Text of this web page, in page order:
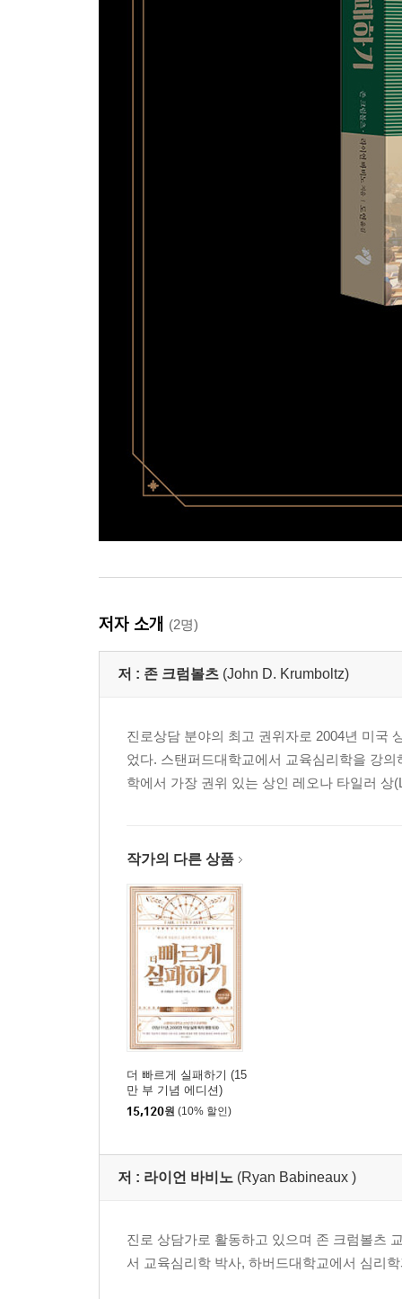
저자 소개 (2명)
저 : 존 크럼볼츠 (John D. Krumboltz)
진로상담 분야의 최고 권위자로 2004년 미국
었다. 스탠퍼드대학교에서 교육심리학을 강
학에서 가장 권위 있는 상인 레오나 타일러 상
작가의 다른 상품
더 빠르게 실패하기 (15
만 부 기념 에디션)
15,120원 (10% 할인)
저 : 라이언 바비노 (Ryan Babineaux )
진로 상담가로 활동하고 있으며 존 크럼볼츠
서 교육심리학 박사, 하버드대학교에서 심리